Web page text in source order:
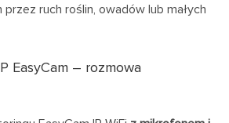
ruch roślin, owadów lub małych
EasyCam – rozmowa